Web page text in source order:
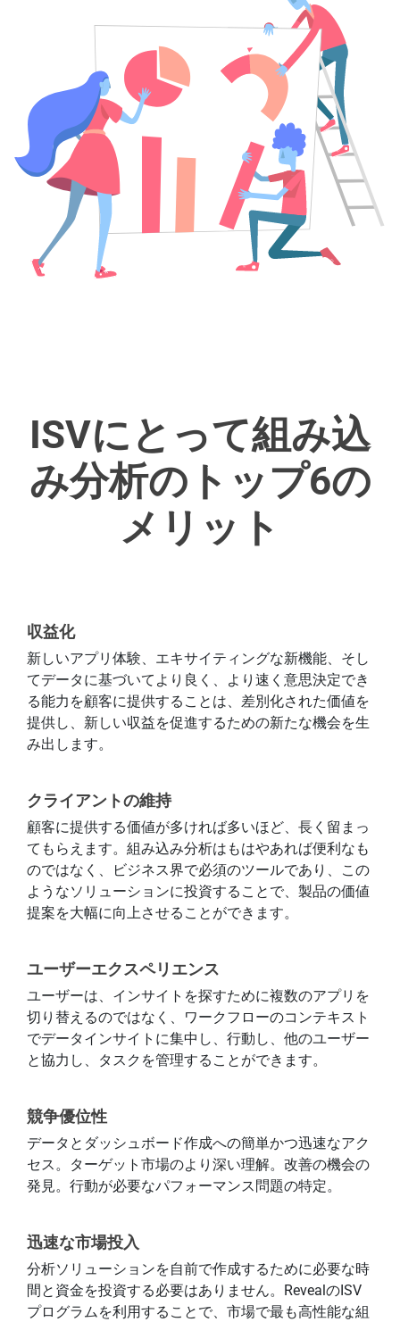
ISVにとって組み込
み分析のトップ6の
メリット
収益化
新しいアプリ体験、エキサイティングな新機能、そし
てデータに基づいてより良く、より速く意思決定でき
る能力を顧客に提供することは、差別化された価値を
提供し、新しい収益を促進するための新たな機会を生
み出します。
クライアントの維持
顧客に提供する価値が多ければ多いほど、長く留まっ
てもらえます。組み込み分析はもはやあれば便利なも
のではなく、ビジネス界で必須のツールであり、この
ようなソリューションに投資することで、製品の価値
提案を大幅に向上させることができます。
ユーザーエクスペリエンス
ユーザーは、インサイトを探すために複数のアプリを
切り替えるのではなく、ワークフローのコンテキスト
でデータインサイトに集中し、行動し、他のユーザー
と協力し、タスクを管理することができます。
競争優位性
データとダッシュボード作成への簡単かつ迅速なアク
セス。ターゲット市場のより深い理解。改善の機会の
発見。行動が必要なパフォーマンス問題の特定。
迅速な市場投入
分析ソリューションを自前で作成するために必要な時
間と資金を投資する必要はありません。RevealのISV
プログラムを利用することで、市場で最も高性能な組